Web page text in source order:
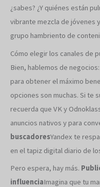
¿sabes? ¿Y quiénes están
vibrante mezcla de jóvenes
grupo hambriento de
Cómo elegir los canales de
Bien, hablemos de
para obtener el máximo
opciones son muchas. Si te
recuerda que VK y
anuncios nativos y para
buscadoresYandex te
en el tapiz digital diario de
Pero espera, hay más.
influenciaImagina que tu